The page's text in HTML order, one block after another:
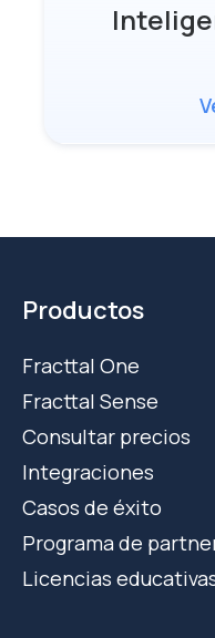
Productos
Fracttal One
Fracttal Sense
Consultar precios
Integraciones
Casos de éxito
Programa de
Licencias